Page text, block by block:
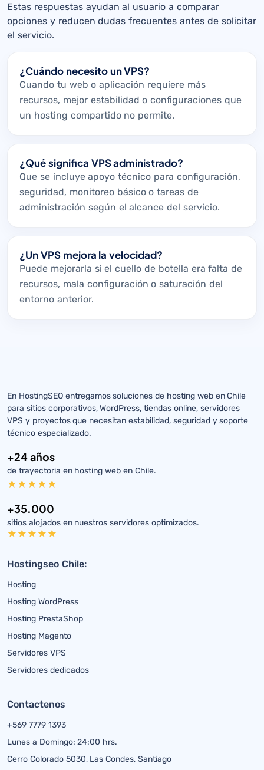
Estas respuestas ayudan al usuario a comparar
opciones y reducen dudas frecuentes antes de solicitar
el servicio.
¿Cuándo necesito un VPS?
Cuando tu web o aplicación requiere más
recursos, mejor estabilidad o configuraciones que
un hosting compartido no permite.
¿Qué significa VPS administrado?
Que se incluye apoyo técnico para configuración,
seguridad, monitoreo básico o tareas de
administración según el alcance del servicio.
¿Un VPS mejora la velocidad?
Puede mejorarla si el cuello de botella era falta de
recursos, mala configuración o saturación del
entorno anterior.
En HostingSEO entregamos soluciones de hosting web en Chile
para sitios corporativos, WordPress, tiendas online, servidores
VPS y proyectos que necesitan estabilidad, seguridad y soporte
técnico especializado.
+24 años
de trayectoria en hosting web en Chile.
+35.000
sitios alojados en nuestros servidores optimizados.
Hostingseo Chile:
Hosting
Hosting WordPress
Hosting PrestaShop
Hosting Magento
Servidores VPS
Servidores dedicados
Contactenos
+569 7779 1393
Lunes a Domingo: 24:00 hrs.
Cerro Colorado 5030, Las Condes, Santiago